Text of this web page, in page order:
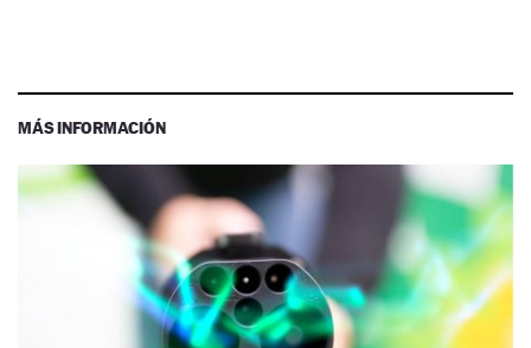
MÁS INFORMACIÓN